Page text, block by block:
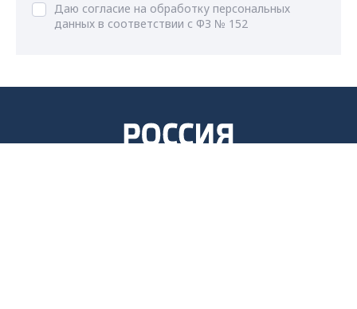
Даю согласие на обработку персональных
данных в соответствии с ФЗ № 152